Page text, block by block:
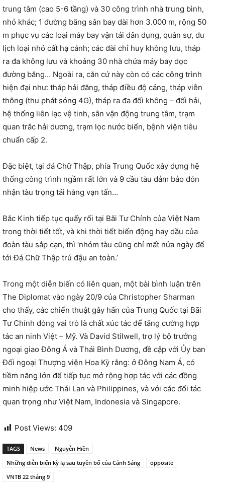
trung tâm (cao 5-6 tầng) và 30 công trình nhà trung bình,
nhỏ khác; 1 đường băng sân bay dài hơn 3.000 m, rộng 50
m phục vụ các loại máy bay vận tải dân dụng, quân sự, du
lịch loại nhỏ cất hạ cánh; các đài chỉ huy không lưu, tháp
ra đa không lưu và khoảng 30 nhà chứa máy bay dọc
đường băng… Ngoài ra, căn cứ này còn có các công trình
hiện đại như: tháp hải đăng, tháp điều độ cảng, tháp viễn
thông (thu phát sóng 4G), tháp ra đa đối không – đối hải,
hệ thống liên lạc vệ tinh, sân vận động trung tâm, trạm
quan trắc hải dương, trạm lọc nước biển, bệnh viện tiêu
chuẩn cấp 2.
Đặc biệt, tại đá Chữ Thập, phía Trung Quốc xây dựng hệ
thống công trình ngầm rất lớn và 9 cầu tàu đảm bảo đón
nhận tàu trọng tải hàng vạn tấn…
Bắc Kinh tiếp tục quấy rối tại Bãi Tư Chính của Việt Nam
trong thời tiết tốt, và khi thời tiết biến động hay dầu của
đoàn tàu sắp cạn, thì ‘nhóm tàu cũng chỉ mất nửa ngày để
tới Đá Chữ Thập trú đậu an toàn.’
Trong một diễn biến có liên quan, một bài bình luận trên
The Diplomat vào ngày 20/9 của Christopher Sharman
cho thấy, các chiến thuật gây hấn của Trung Quốc tại Bãi
Tư Chính đóng vai trò là chất xúc tác để tăng cường hợp
tác an ninh Việt – Mỹ. Và David Stilwell, trợ lý bộ trưởng
ngoại giao Đông Á và Thái Bình Dương, đề cập với Ủy ban
Đối ngoại Thượng viện Hoa Kỳ rằng: ở Đông Nam Á, có
tiềm năng lớn để tiếp tục mở rộng hợp tác với các đồng
minh hiệp ước Thái Lan và Philippines, và với các đối tác
quan trọng như Việt Nam, Indonesia và Singapore.
Post Views: 409
TAGS News
Nguyễn Hiền
Những diễn biến kỳ lạ sau tuyên bố của Cảnh Sảng
opposite
VNTB 22 tháng 9